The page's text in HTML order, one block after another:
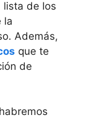
lista de los
la
Además,
que te
de